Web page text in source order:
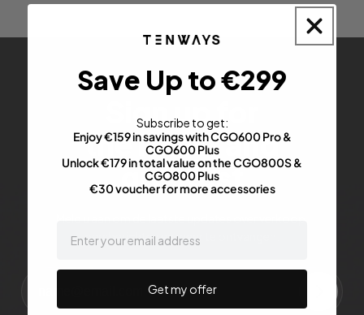
Sign up for
the latest and
greatest
persberichten en meer te ontvangen.
Save Up to €299
Subscribe to get:
Enjoy €159 in savings with CGO600 Pro &
CGO600 Plus
Unlock €179 in total value on the CGO800S &
CGO800 Plus
€30 voucher for more accessories
Get my offer